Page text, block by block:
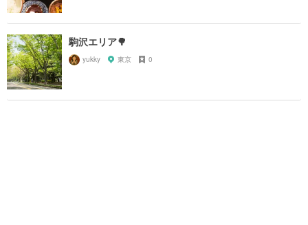
駒沢エリア🌳
yukky 東京 0